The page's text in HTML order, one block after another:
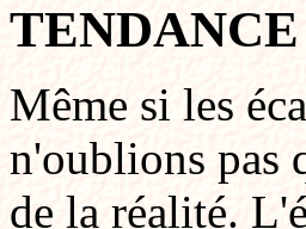
Même si les
n'oublions pas
de la réalité.